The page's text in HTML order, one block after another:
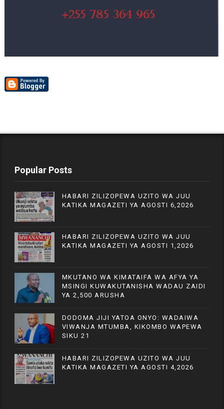
Popular Posts
HABARI ZILIZOPEWA UZITO WA JUU
KATIKA MAGAZETI YA AGOSTI 6,2026
HABARI ZILIZOPEWA UZITO WA JUU
KATIKA MAGAZETI YA AGOSTI 1,2026
MKUTANO WA KIMATAIFA WA AFYA YA
MSINGI KUWAKUTANISHA WADAU ZAIDI
YA 2,500 ARUSHA
DODOMA JIJI YATOA ONYO: WADAIWA
VIWANJA MTUMBA, KIKOMBO WAPEWA
SIKU 21
HABARI ZILIZOPEWA UZITO WA JUU
KATIKA MAGAZETI YA AGOSTI 4,2026